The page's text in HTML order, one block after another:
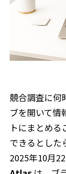
競合調査に何
ブを開いて情
トにまとめる
できるとした
2025年10月